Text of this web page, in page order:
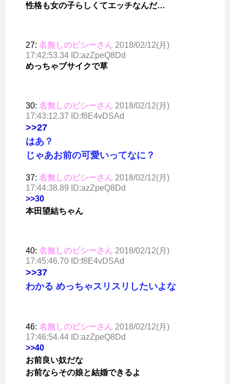
性格も女の子らしくてエッチなんだ…
27: 名無しのピシーさん 2018/02/12(月)
17:42:53.34 ID:azZpeQ8Dd
めっちゃブサイクで草
30: 名無しのピシーさん 2018/02/12(月)
17:43:12.37 ID:f8E4vDSAd
>>27
はあ？
じゃあお前の可愛いってなに？
37: 名無しのピシーさん 2018/02/12(月)
17:44:38.89 ID:azZpeQ8Dd
>>30
本田望結ちゃん
40: 名無しのピシーさん 2018/02/12(月)
17:45:46.70 ID:f8E4vDSAd
>>37
わかる めっちゃスリスリしたいよな
46: 名無しのピシーさん 2018/02/12(月)
17:46:54.44 ID:azZpeQ8Dd
>>40
お前良い奴だな
お前ならその娘と結婚できるよ